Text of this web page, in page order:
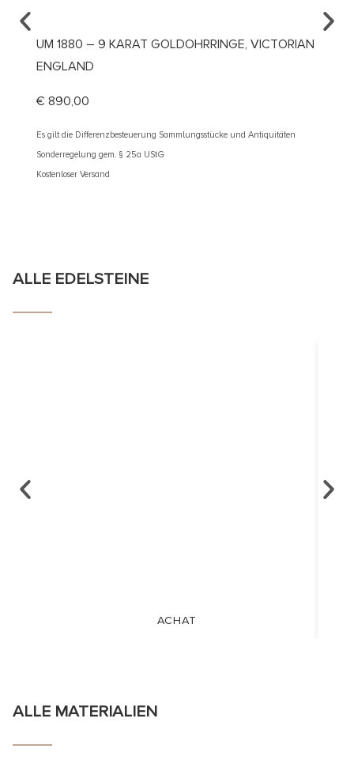
UM 1880 – 9 KARAT GOLDOHRRINGE, VICTORIAN
ENGLAND
€ 890,00
Es gilt die Differenzbesteuerung Sammlungsstücke und Antiquitäten
Sonderregelung gem. § 25a UStG
Kostenloser Versand
ALLE EDELSTEINE
ACHAT
ALLE MATERIALIEN